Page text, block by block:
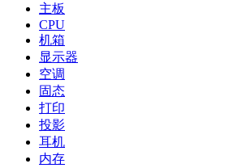
主板
CPU
机箱
显示器
空调
固态
打印
投影
耳机
内存